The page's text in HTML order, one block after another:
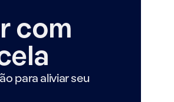
com
para aliviar seu